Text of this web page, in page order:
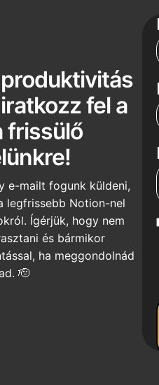
fel a
frissülő
e-mailt fogunk küldeni,
legfrissebb Notion-nel
Ígérjük, hogy nem
és bármikor
ha meggondolnád
🫡